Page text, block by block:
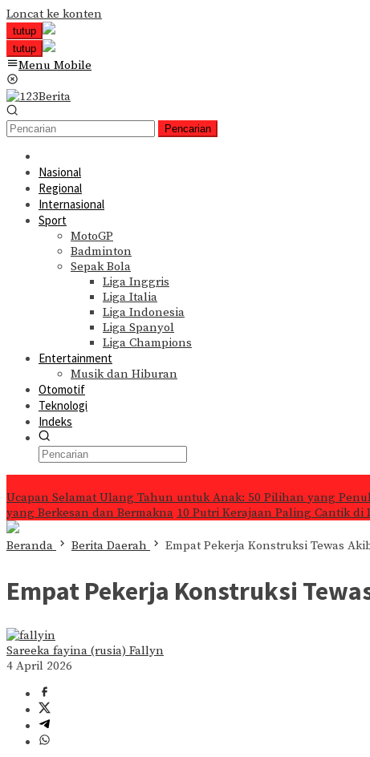
Loncat ke konten
tutup
tutup
Menu Mobile
Pencarian
Nasional
Regional
Internasional
Sport
MotoGP
Badminton
Sepak Bola
Liga Inggris
Liga Italia
Liga Indonesia
Liga Spanyol
Liga Champions
Entertainment
Musik dan Hiburan
Otomotif
Teknologi
Indeks
Ucapan Selamat Ulang Tahun untuk Anak: 50 Pilihan yang
yang Berkesan dan Bermakna 10 Putri Kerajaan Paling Cantik
Beranda Berita Daerah Empat Pekerja Konstruksi Tewas
Empat Pekerja Konstruksi
Sareeka fayina (rusia) Fallyn
4 April 2026